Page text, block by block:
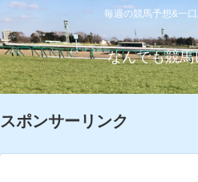
毎週の競馬予想&一
なんでも競馬
スポンサーリンク